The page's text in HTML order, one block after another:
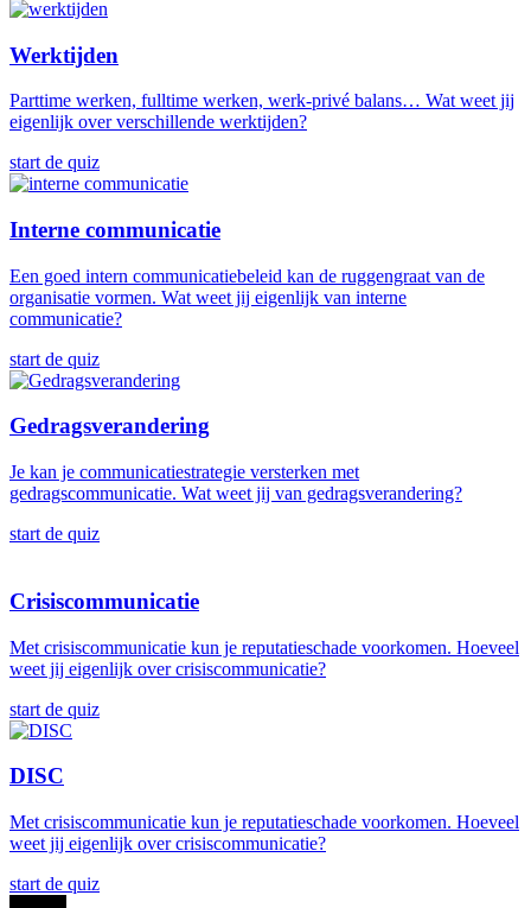
Werktijden
Parttime werken, fulltime werken, werk-privé balans… Wat weet jij
eigenlijk over verschillende werktijden?
start de quiz
Interne communicatie
Een goed intern communicatiebeleid kan de ruggengraat van de
organisatie vormen. Wat weet jij eigenlijk van interne
communicatie?
start de quiz
Gedragsverandering
Je kan je communicatiestrategie versterken met
gedragscommunicatie. Wat weet jij van gedragsverandering?
start de quiz
Crisiscommunicatie
Met crisiscommunicatie kun je reputatieschade voorkomen. Hoeveel
weet jij eigenlijk over crisiscommunicatie?
start de quiz
DISC
Met crisiscommunicatie kun je reputatieschade voorkomen. Hoeveel
weet jij eigenlijk over crisiscommunicatie?
start de quiz